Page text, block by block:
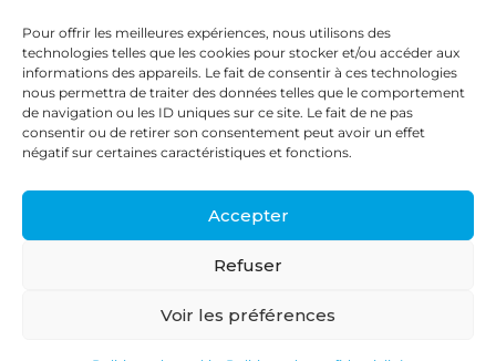
Pour offrir les meilleures expériences, nous utilisons des
technologies telles que les cookies pour stocker et/ou accéder aux
informations des appareils. Le fait de consentir à ces technologies
nous permettra de traiter des données telles que le comportement
de navigation ou les ID uniques sur ce site. Le fait de ne pas
consentir ou de retirer son consentement peut avoir un effet
négatif sur certaines caractéristiques et fonctions.
Accepter
Refuser
Voir les préférences
Contact
87, rue du Ruisseau
38070 St Quentin Fallavier
contact@deza.fr